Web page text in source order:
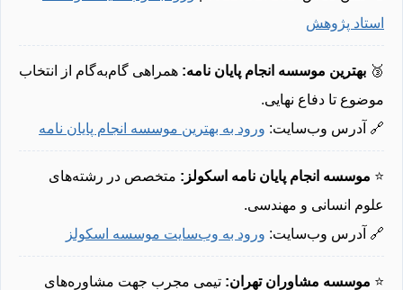
استاد پژوهش
🥉 بهترین موسسه انجام پایان نامه: همراهی گام‌به‌گام از انتخاب
موضوع تا دفاع نهایی.
🔗 آدرس وب‌سایت: ورود به بهترین موسسه انجام پایان نامه
⭐ موسسه انجام پایان نامه اسکولز: متخصص در رشته‌های
علوم انسانی و مهندسی.
🔗 آدرس وب‌سایت: ورود به وب‌سایت موسسه اسکولز
⭐ موسسه مشاوران تهران: تیمی مجرب جهت مشاوره‌های